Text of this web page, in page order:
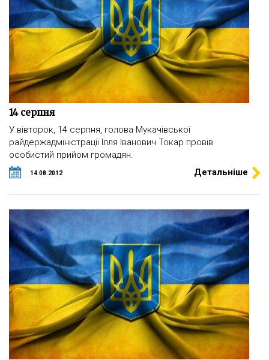
14 серпня
У вівторок, 14 серпня, голова Мукачівської
райдержадміністрації Ілля Іванович Токар провів
особистий прийом громадян.
14.08.2012 Детальніше